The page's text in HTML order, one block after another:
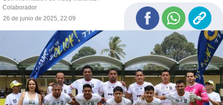
Colaborador
26 de junio de 2025, 22:09